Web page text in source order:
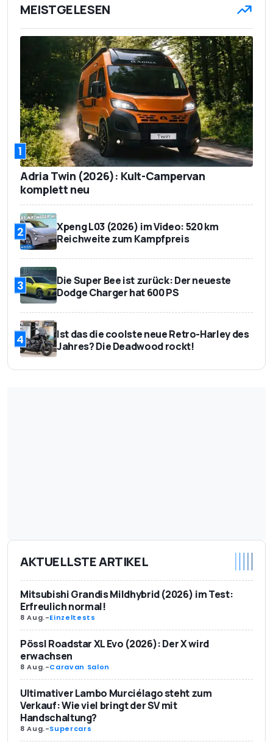
MEISTGELESEN
1
Adria Twin (2026): Kult-Campervan
komplett neu
2
Xpeng L03 (2026) im Video: 520 km
Reichweite zum Kampfpreis
3
Die Super Bee ist zurück: Der neueste
Dodge Charger hat 600 PS
4
Ist das die coolste neue Retro-Harley des
Jahres? Die Deadwood rockt!
AKTUELLSTE ARTIKEL
Mitsubishi Grandis Mildhybrid (2026) im Test:
Erfreulich normal!
8 Aug.-Einzeltests
Pössl Roadstar XL Evo (2026): Der X wird
erwachsen
8 Aug.-Caravan Salon
Ultimativer Lambo Murciélago steht zum
Verkauf: Wie viel bringt der SV mit
Handschaltung?
8 Aug.-Supercars